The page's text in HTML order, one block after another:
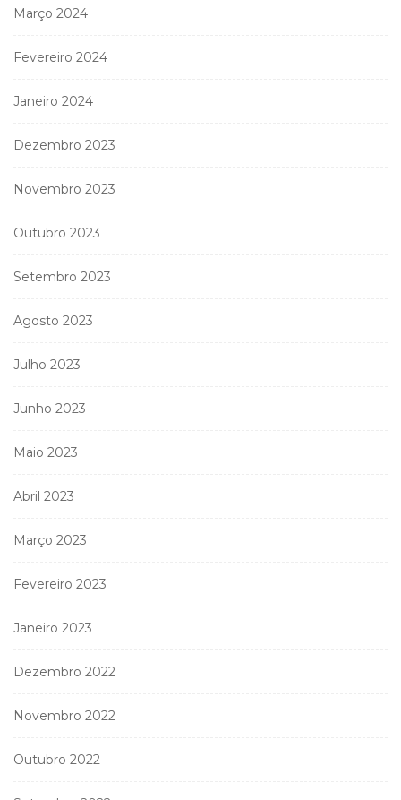
Março 2024
Fevereiro 2024
Janeiro 2024
Dezembro 2023
Novembro 2023
Outubro 2023
Setembro 2023
Agosto 2023
Julho 2023
Junho 2023
Maio 2023
Abril 2023
Março 2023
Fevereiro 2023
Janeiro 2023
Dezembro 2022
Novembro 2022
Outubro 2022